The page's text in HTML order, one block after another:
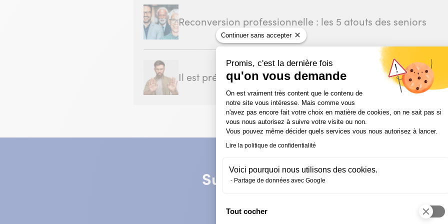
Continuer sans accepter
Promis, c'est la dernière fois
qu'on vous demande
Plateforme de Gestion du
On est vraiment très content que le contenu de
notre site vous intéresse. Mais comme vous
n'avez pas encore fait votre choix en matière de cookies, on ne sait pas si
vous nous autorisez à suivre votre visite ou non.
Vous pouvez même décider quels services vous nous autorisez à lancer.
Lire la politique de confidentialité
Voici pourquoi nous utilisons des cookies.
Partage de données avec Google
Tout cocher
Reconversion professionnelle : les 5 atouts des seniors
Il est préférable de s’ennuyer plutôt que de se reconvertir !
Suivez-nous sur les réseaux